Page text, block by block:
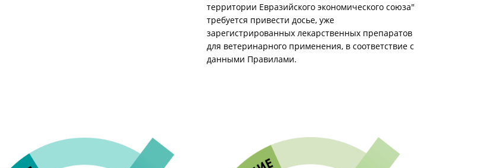
территории Евразийского экономического союза"
требуется привести досье, уже
зарегистрированных лекарственных препаратов
для ветеринарного применения, в соответствие с
данными Правилами.